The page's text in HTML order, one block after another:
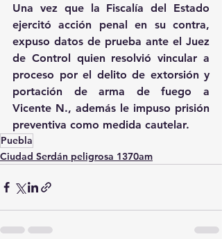
Una vez que la Fiscalía del Estado
ejercitó acción penal en su contra,
expuso datos de prueba ante el Juez
de Control quien resolvió vincular a
proceso por el delito de extorsión y
portación de arma de fuego a
Vicente N., además le impuso prisión
preventiva como medida cautelar.
Puebla
Ciudad Serdán peligrosa 1370am